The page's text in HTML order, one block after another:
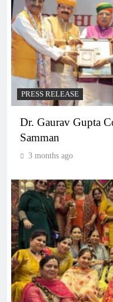
PRESS RELEASE
Dr. Gaurav Gupta
Samman
3 months ago